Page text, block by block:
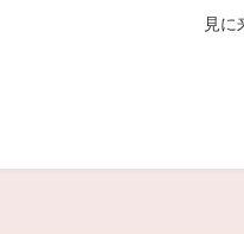
見に